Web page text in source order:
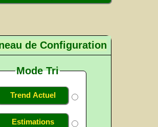
de Configuration
Mode Tri
Trend Actuel
Estimations